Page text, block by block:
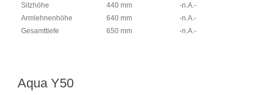
Sitzhöhe
440 mm
-n.A.-
Armlehnenhöhe
640 mm
-n.A.-
Gesamttiefe
650 mm -n.A.-
Aqua Y50